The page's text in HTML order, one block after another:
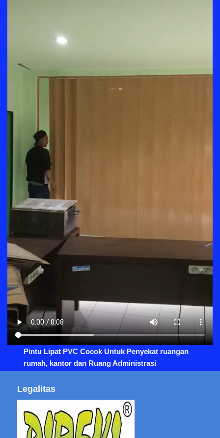
Pintu Lipat PVC Cocok Untuk Penyekat ruangan
rumah, kantor dan Ruang Administrasi
Legalitas